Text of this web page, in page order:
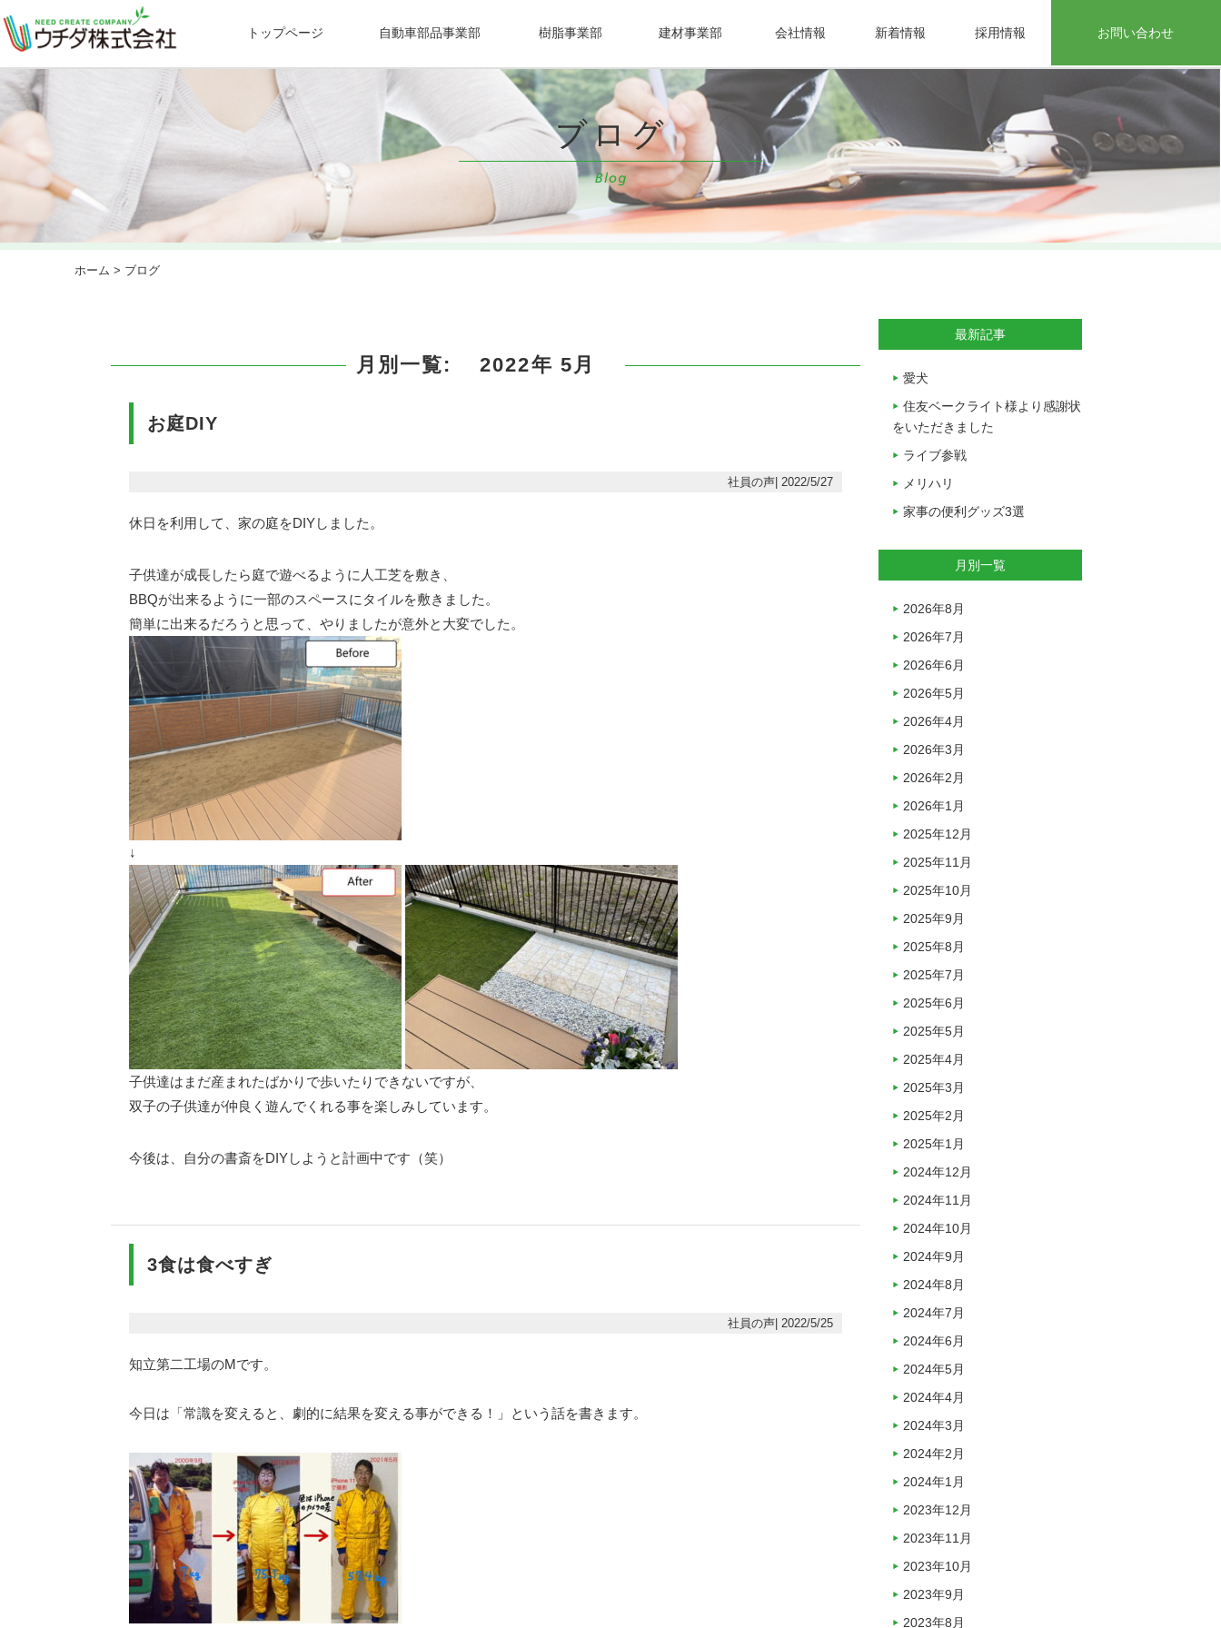
トップページ 自動車部品事業部 樹脂事業部 建材事業部 会社情報 新着情報 採用情報 お問い合わせ
ホーム > ブログ
月別一覧: 2022年 5月
お庭DIY
社員の声| 2022/5/27
休日を利用して、家の庭をDIYしました。
子供達が成長したら庭で遊べるように人工芝を敷き、
BBQが出来るように一部のスペースにタイルを敷きました。
簡単に出来るだろうと思って、やりましたが意外と大変でした。
↓
子供達はまだ産まれたばかりで歩いたりできないですが、
双子の子供達が仲良く遊んでくれる事を楽しみしています。
今後は、自分の書斎をDIYしようと計画中です（笑）
3食は食べすぎ
社員の声| 2022/5/25
知立第二工場のMです。
今日は「常識を変えると、劇的に結果を変える事ができる！」という話を書きます。
最新記事
愛犬
住友ベークライト様より感謝状
をいただきました
ライブ参戦
メリハリ
家事の便利グッズ3選
月別一覧
2026年8月
2026年7月
2026年6月
2026年5月
2026年4月
2026年3月
2026年2月
2026年1月
2025年12月
2025年11月
2025年10月
2025年9月
2025年8月
2025年7月
2025年6月
2025年5月
2025年4月
2025年3月
2025年2月
2025年1月
2024年12月
2024年11月
2024年10月
2024年9月
2024年8月
2024年7月
2024年6月
2024年5月
2024年4月
2024年3月
2024年2月
2024年1月
2023年12月
2023年11月
2023年10月
2023年9月
2023年8月